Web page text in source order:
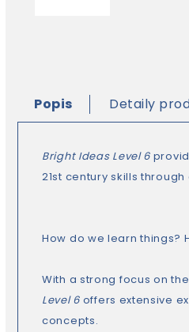
Popis Detaily
Bright Ideas Level 6
21st century skills
How do we learn things?
With a strong focus on
Level 6 offers extensive
concepts.